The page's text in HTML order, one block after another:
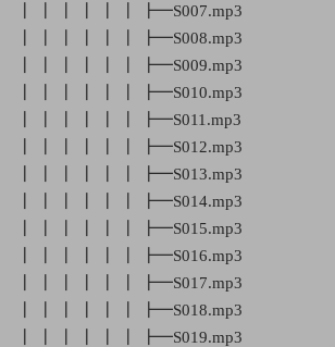
┃ ┃ ┃ ┃ ┃ ┃ ┣━S007.mp3
┃ ┃ ┃ ┃ ┃ ┃ ┣━S008.mp3
┃ ┃ ┃ ┃ ┃ ┃ ┣━S009.mp3
┃ ┃ ┃ ┃ ┃ ┃ ┣━S010.mp3
┃ ┃ ┃ ┃ ┃ ┃ ┣━S011.mp3
┃ ┃ ┃ ┃ ┃ ┃ ┣━S012.mp3
┃ ┃ ┃ ┃ ┃ ┃ ┣━S013.mp3
┃ ┃ ┃ ┃ ┃ ┃ ┣━S014.mp3
┃ ┃ ┃ ┃ ┃ ┃ ┣━S015.mp3
┃ ┃ ┃ ┃ ┃ ┃ ┣━S016.mp3
┃ ┃ ┃ ┃ ┃ ┃ ┣━S017.mp3
┃ ┃ ┃ ┃ ┃ ┃ ┣━S018.mp3
┃ ┃ ┃ ┃ ┃ ┃ ┣━S019.mp3